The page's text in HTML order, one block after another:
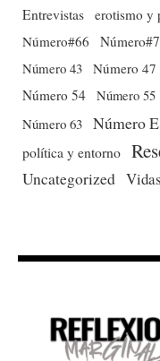
Entrevistas erotismo y
Número#66
Número 43 Número 47
Número 54 Número 55
Número 63 Número
política y entorno
Uncategorized